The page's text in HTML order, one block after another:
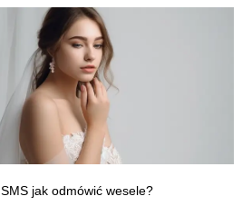
SMS jak odmówić wesele?